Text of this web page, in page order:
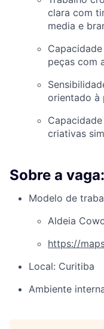
clara com
media e
peças com
orientado à
criativas
Sobre a vaga:
Modelo de
Aldeia
https://
Local: Curitiba
Ambiente